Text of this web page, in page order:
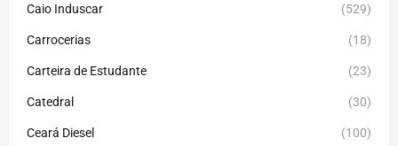
Caio Induscar (529)
Carrocerias (18)
Carteira de Estudante (23)
Catedral (30)
Ceará Diesel (100)